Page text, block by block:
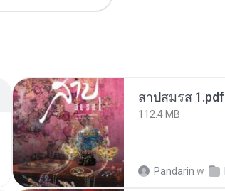
สาปสมรส 1.pdf
112.4 MB
Pandarin w